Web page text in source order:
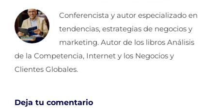
Conferencista y autor especializado en
tendencias, estrategias de negocios y
marketing. Autor de los libros Análisis
de la Competencia, Internet y los Negocios y
Clientes Globales.
Deja tu comentario